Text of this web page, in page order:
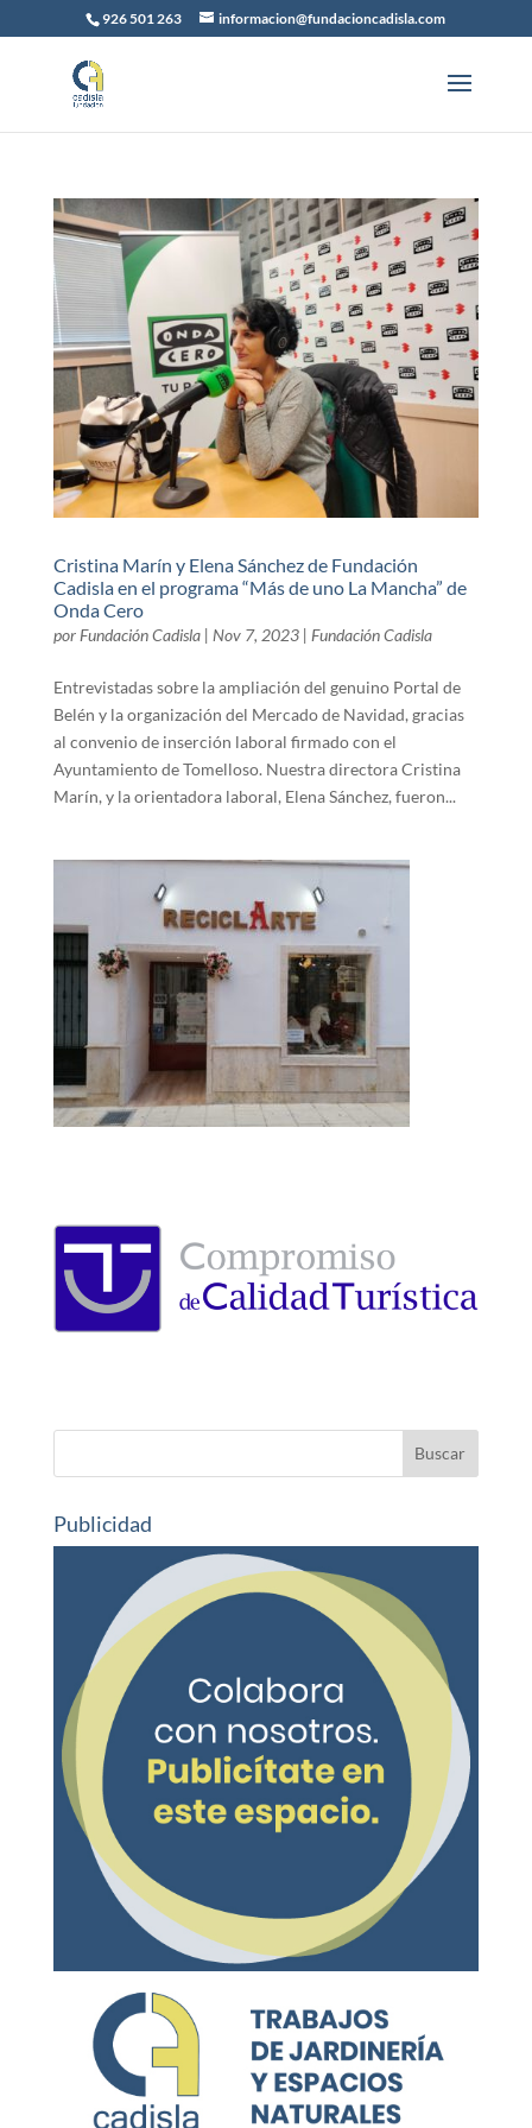
926 501 263 informacion@fundacioncadisla.com
Cristina Marín y Elena Sánchez de Fundación
Cadisla en el programa “Más de uno La Mancha” de
Onda Cero
por Fundación Cadisla| Nov 7, 2023| Fundación Cadisla
Entrevistadas sobre la ampliación del genuino Portal de
Belén y la organización del Mercado de Navidad, gracias
al convenio de inserción laboral firmado con el
Ayuntamiento de Tomelloso. Nuestra directora Cristina
Marín, y la orientadora laboral, Elena Sánchez, fueron...
Publicidad